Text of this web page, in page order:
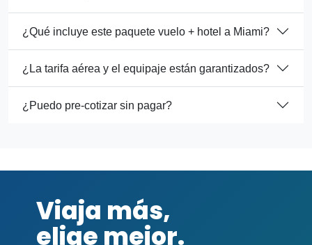
¿Qué incluye este paquete vuelo + hotel a Miami?
¿La tarifa aérea y el equipaje están garantizados?
¿Puedo pre-cotizar sin pagar?
Viaja más,
elige mejor.